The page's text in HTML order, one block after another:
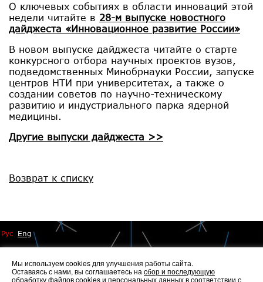
О ключевых событиях в области инноваций этой
недели читайте в 28-м выпуске новостного
дайджеста «Инновационное развитие России»
В новом выпуске дайджеста читайте о старте
конкурсного отбора научных проектов вузов,
подведомственных Минобрнауки России, запуске
центров НТИ при университетах, а также о
создании советов по научно-техническому
развитию и индустриального парка ядерной
медицины.
Другие выпуски дайджеста >>
Возврат к списку
Рус Eng
Мы используем cookies для улучшения работы сайта.
Оставаясь с нами, вы соглашаетесь на сбор и последующую
обработку файлов cookiesи персональных данных в соответствии с